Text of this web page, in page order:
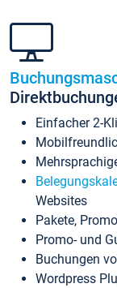
Einfacher 2-
Websites
Pakete,
Promo- und
Buchungen
Wordpress